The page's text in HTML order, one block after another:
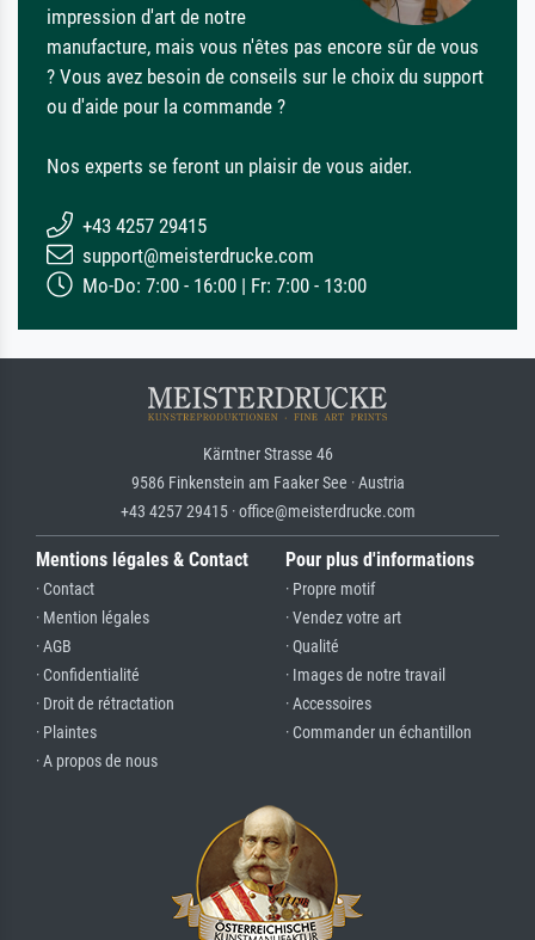
impression d'art de notre
manufacture, mais vous n'êtes pas encore sûr de vous
? Vous avez besoin de conseils sur le choix du support
ou d'aide pour la commande ?
Nos experts se feront un plaisir de vous aider.
+43 4257 29415
support@meisterdrucke.com
Mo-Do: 7:00 - 16:00 | Fr: 7:00 - 13:00
Kärntner Strasse 46
9586 Finkenstein am Faaker See · Austria
+43 4257 29415 · office@meisterdrucke.com
Mentions légales & Contact
· Contact
· Mention légales
· AGB
· Confidentialité
· Droit de rétractation
· Plaintes
· A propos de nous
Pour plus d'informations
· Propre motif
· Vendez votre art
· Qualité
· Images de notre travail
· Accessoires
· Commander un échantillon